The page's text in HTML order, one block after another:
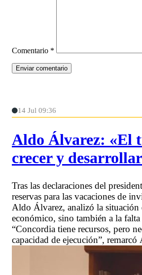
Comentario *
14 Jul 09:36
Aldo Álvarez: «El
crecer y
Tras las declaraciones del
reservas para las vacaciones de
Aldo Álvarez, analizó la situación
económico, sino también a la
“Concordia tiene recursos, pero
capacidad de ejecución”,